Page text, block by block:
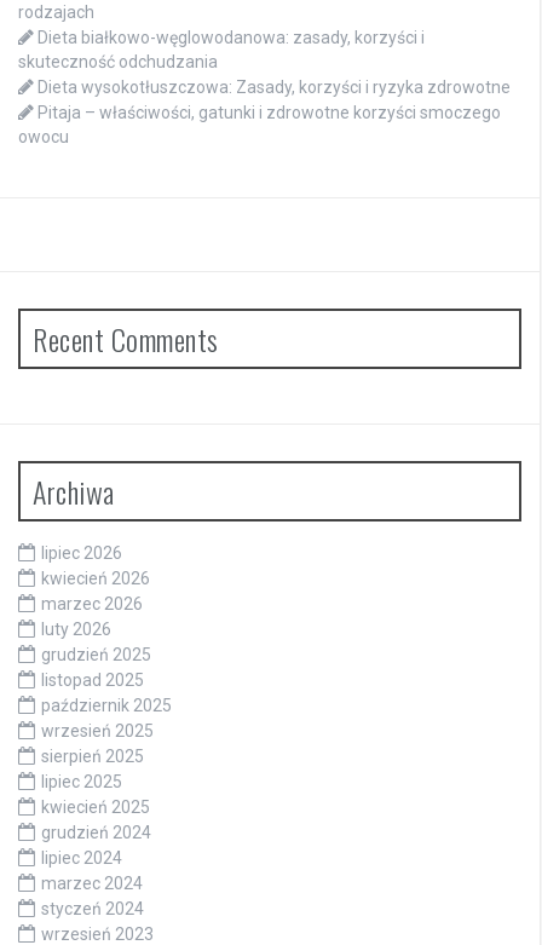
rodzajach
Dieta białkowo-węglowodanowa: zasady, korzyści i
skuteczność odchudzania
Dieta wysokotłuszczowa: Zasady, korzyści i ryzyka zdrowotne
Pitaja – właściwości, gatunki i zdrowotne korzyści smoczego
owocu
Recent Comments
Archiwa
lipiec 2026
kwiecień 2026
marzec 2026
luty 2026
grudzień 2025
listopad 2025
październik 2025
wrzesień 2025
sierpień 2025
lipiec 2025
kwiecień 2025
grudzień 2024
lipiec 2024
marzec 2024
styczeń 2024
wrzesień 2023